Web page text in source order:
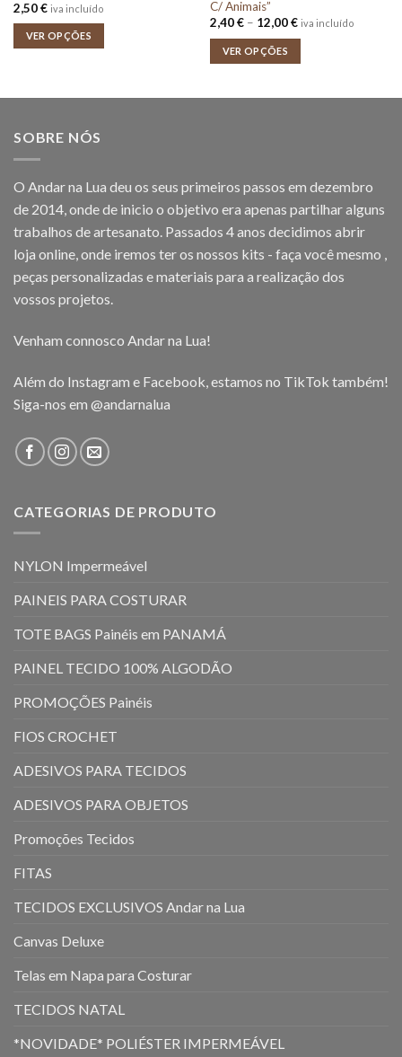
2,50€ iva incluído
VER OPÇÕES
C/ Animais”
2,40€ – 12,00€Price
12,00 €
iva incluído
VER OPÇÕES
SOBRE NÓS
O Andar na Lua deu os seus primeiros passos em dezembro
de 2014, onde de inicio o objetivo era apenas partilhar alguns
trabalhos de artesanato. Passados 4 anos decidimos abrir
loja online, onde iremos ter os nossos kits - faça você mesmo ,
peças personalizadas e materiais para a realização dos
vossos projetos.
Venham connosco Andar na Lua!
Além do Instagram e Facebook, estamos no TikTok também!
Siga-nos em @andarnalua
CATEGORIAS DE PRODUTO
NYLON Impermeável
PAINEIS PARA COSTURAR
TOTE BAGS Painéis em PANAMÁ
PAINEL TECIDO 100% ALGODÃO
PROMOÇÕES Painéis
FIOS CROCHET
ADESIVOS PARA TECIDOS
ADESIVOS PARA OBJETOS
Promoções Tecidos
FITAS
TECIDOS EXCLUSIVOS Andar na Lua
Canvas Deluxe
Telas em Napa para Costurar
TECIDOS NATAL
*NOVIDADE* POLIÉSTER IMPERMEÁVEL